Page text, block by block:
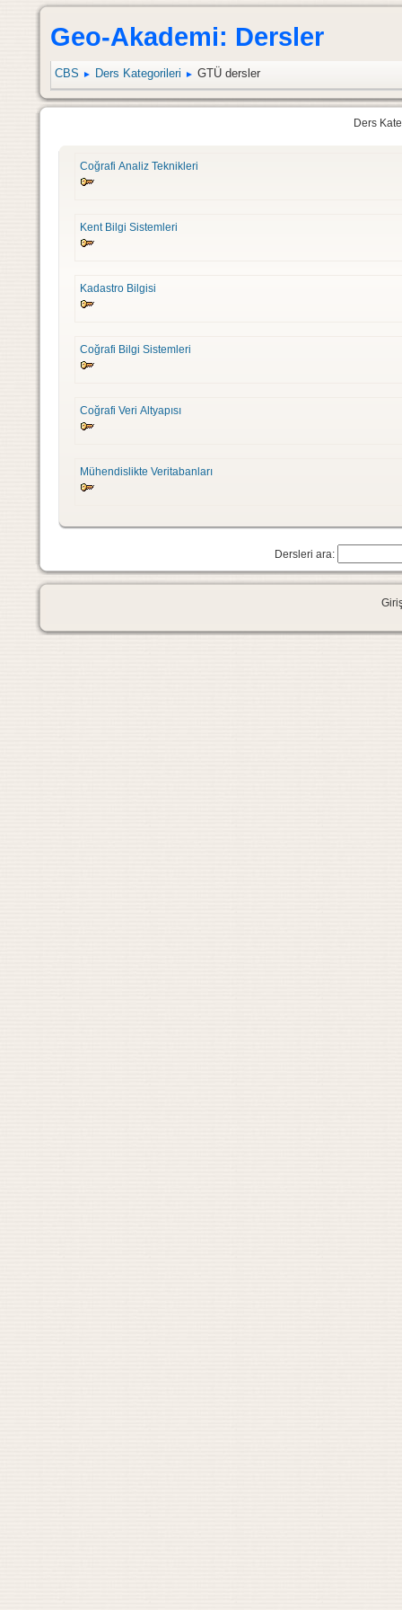
Geo-Akademi: Dersler
CBS ► Ders Kategorileri ► GTÜ dersler
Ders
Coğrafi Analiz Teknikleri
Kent Bilgi Sistemleri
Kadastro Bilgisi
Coğrafi Bilgi Sistemleri
Coğrafi Veri Altyapısı
Mühendislikte Veritabanları
Dersleri ara: